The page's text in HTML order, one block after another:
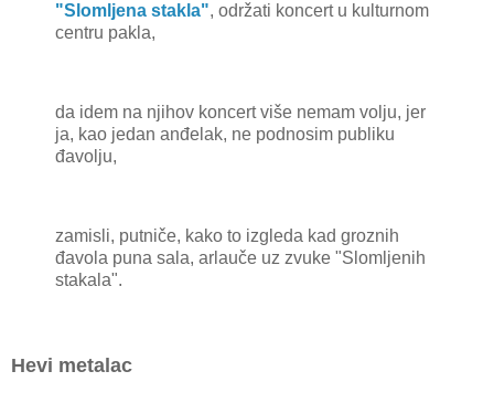
"Slomljena stakla", održati koncert u kulturnom
centru pakla,
da idem na njihov koncert više nemam volju, jer
ja, kao jedan anđelak, ne podnosim publiku
đavolju,
zamisli, putniče, kako to izgleda kad groznih
đavola puna sala, arlauče uz zvuke "Slomljenih
stakala".
Hevi metalac